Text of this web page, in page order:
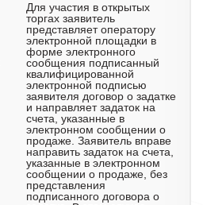
Для участия в открытых
торгах заявитель
представляет оператору
электронной площадки в
форме электронного
сообщения подписанный
квалифицированной
электронной подписью
заявителя договор о задатке
и направляет задаток на
счета, указанные в
электронном сообщении о
продаже. Заявитель вправе
направить задаток на счета,
указанные в электронном
сообщении о продаже, без
представления
подписанного договора о